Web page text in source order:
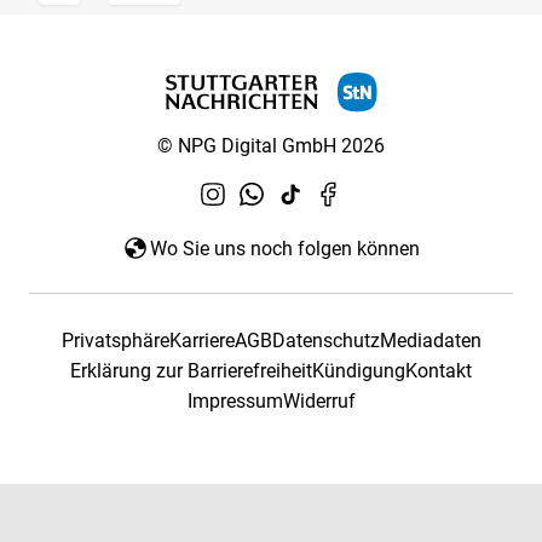
© NPG Digital GmbH 2026
Wo Sie uns noch folgen können
PrivatsphäreKarriereAGBDatenschutzMediadaten
Erklärung zur BarrierefreiheitKündigungKontakt
ImpressumWiderruf